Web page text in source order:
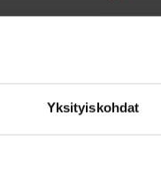
Yksityiskohdat